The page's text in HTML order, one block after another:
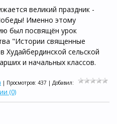
великий праздник -
Именно этому
был посвящён урок
"Истории священные
сельской
и начальных классов.
| Просмотров: 437 | Добавил:
(0)